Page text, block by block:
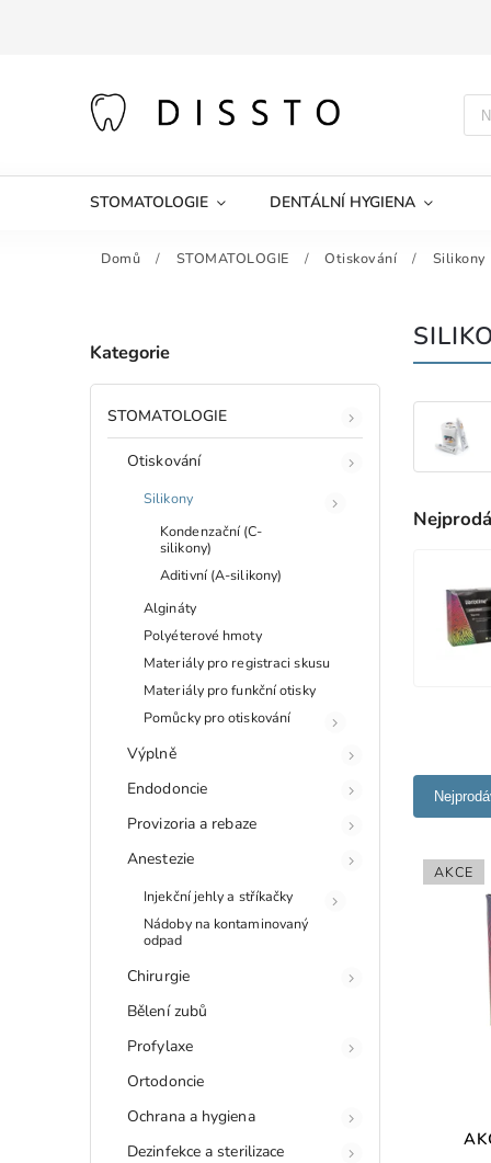
STOMATOLOGIE DENTÁLNÍ HYGIENA
Domů / STOMATOLOGIE / Otiskování / Silikony
Kategorie
STOMATOLOGIE
Otiskování
Silikony
Kondenzační (C-
silikony)
Aditivní (A-silikony)
Algináty
Polyéterové hmoty
Materiály pro registraci skusu
Materiály pro funkční otisky
Pomůcky pro otiskování
Výplně
Endodoncie
Provizoria a rebaze
Anestezie
Injekční jehly a stříkačky
Nádoby na kontaminovaný
odpad
Chirurgie
Bělení zubů
Profylaxe
Ortodoncie
Ochrana a hygiena
Dezinfekce a sterilizace
AKCE